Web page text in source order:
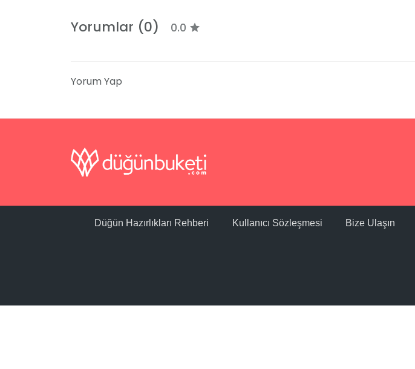
Yorumlar (0) 0.0
Yorum Yap
Düğün Hazırlıkları Rehberi Kullanıcı Sözleşmesi Bize Ulaşın